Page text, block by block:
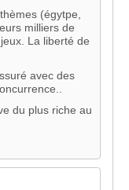
(égytpe,
milliers de
La liberté de
avec des
du plus riche au